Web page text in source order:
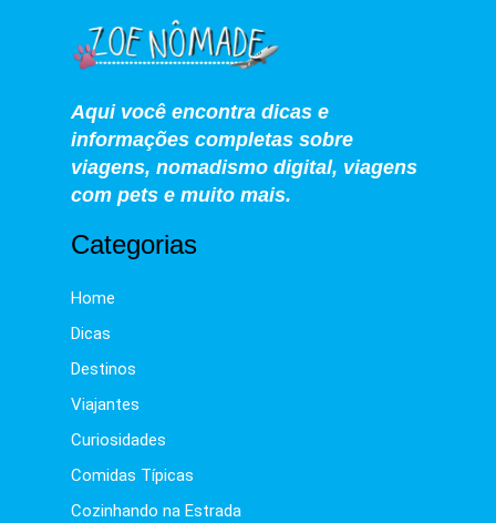
Aqui você encontra dicas e
informações completas sobre
viagens, nomadismo digital, viagens
com pets e muito mais.
Categorias
Home
Dicas
Destinos
Viajantes
Curiosidades
Comidas Típicas
Cozinhando na Estrada